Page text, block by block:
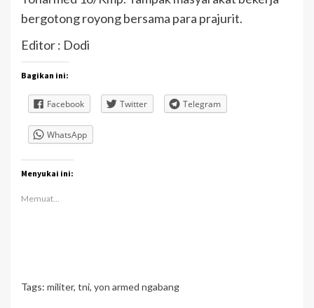
bergotong royong bersama para prajurit.
Editor : Dodi
Bagikan ini:
Facebook Twitter Telegram
WhatsApp
Menyukai ini:
Memuat...
Tags: militer, tni, yon armed ngabang